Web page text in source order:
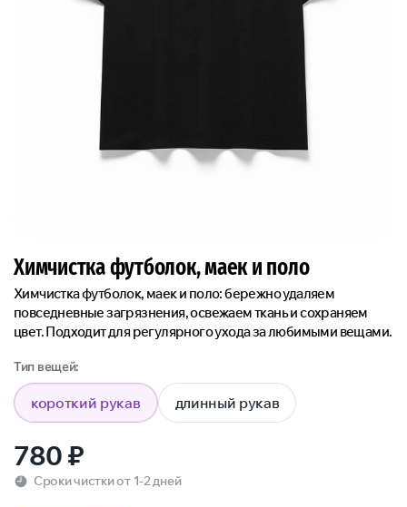
Химчистка футболок, маек и поло
Химчистка футболок, маек и поло: бережно удаляем
повседневные загрязнения, освежаем ткань и сохраняем
цвет. Подходит для регулярного ухода за любимыми вещами.
Тип вещей:
короткий рукав длинный рукав
780₽
Сроки чистки от 1-2 дней